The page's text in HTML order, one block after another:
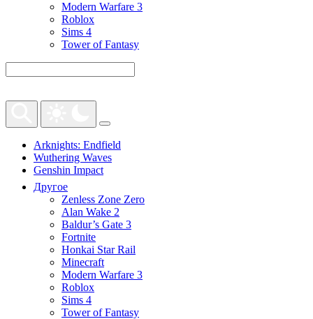
Modern Warfare 3
Roblox
Sims 4
Tower of Fantasy
Arknights: Endfield
Wuthering Waves
Genshin Impact
Другое
Zenless Zone Zero
Alan Wake 2
Baldur’s Gate 3
Fortnite
Honkai Star Rail
Minecraft
Modern Warfare 3
Roblox
Sims 4
Tower of Fantasy